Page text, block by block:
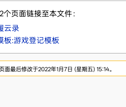
个页面链接至本文件：
云录
板:游戏登记模板
面最后修改于2022年1月7日 (星期五) 15:14。